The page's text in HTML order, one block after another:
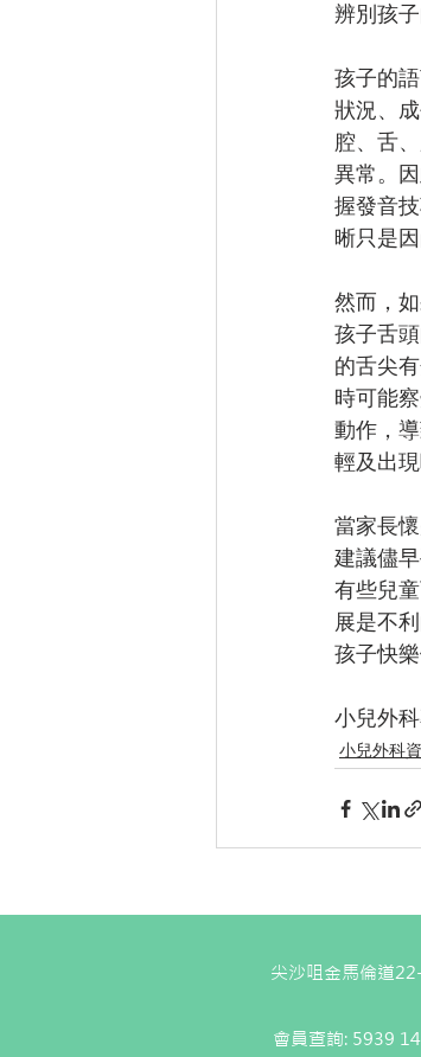
辨別孩
孩子的
狀況、
腔、舌
異常。
握發音
晰只是
然而，
孩子舌
的舌尖
時可能
動作，
輕及出現
當家長
建議儘
有些兒
展是不
孩子快樂
小兒外
小兒外科
尖沙咀金馬倫道
會員查詢: 5939